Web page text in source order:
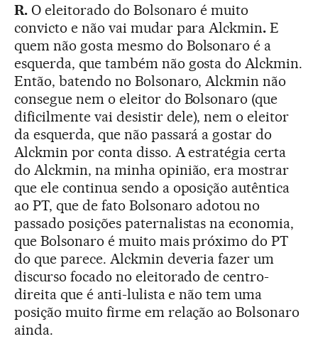
R. O eleitorado do Bolsonaro é muito
convicto e não vai mudar para Alckmin. E
quem não gosta mesmo do Bolsonaro é a
esquerda, que também não gosta do Alckmin.
Então, batendo no Bolsonaro, Alckmin não
consegue nem o eleitor do Bolsonaro (que
dificilmente vai desistir dele), nem o eleitor
da esquerda, que não passará a gostar do
Alckmin por conta disso. A estratégia certa
do Alckmin, na minha opinião, era mostrar
que ele continua sendo a oposição autêntica
ao PT, que de fato Bolsonaro adotou no
passado posições paternalistas na economia,
que Bolsonaro é muito mais próximo do PT
do que parece. Alckmin deveria fazer um
discurso focado no eleitorado de centro-
direita que é anti-lulista e não tem uma
posição muito firme em relação ao Bolsonaro
ainda.